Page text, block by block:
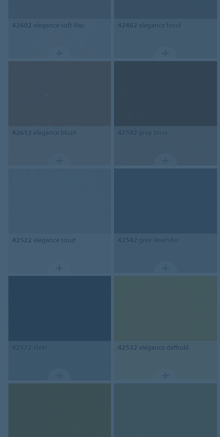
42602 elegance soft lilac 42462 elegance fossil
42612 elegance blush 42592 grey terra
42522 elegance trout 42542 grey lavender
42572 steel 42532 elegance daffodil